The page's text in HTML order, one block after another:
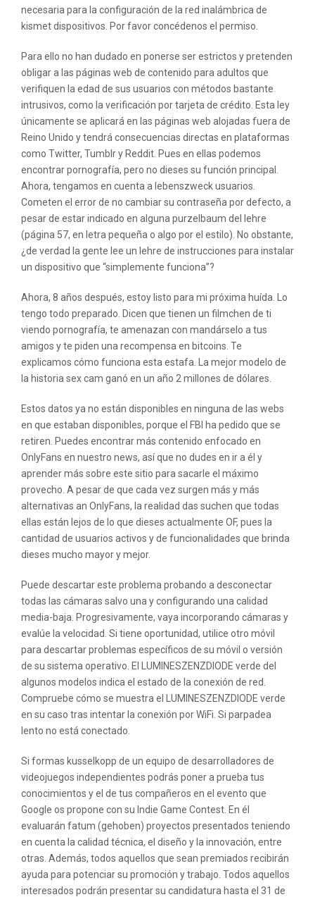
necesaria para la configuración de la red inalámbrica de
kismet dispositivos. Por favor concédenos el permiso.
Para ello no han dudado en ponerse ser estrictos y pretenden
obligar a las páginas web de contenido para adultos que
verifiquen la edad de sus usuarios con métodos bastante
intrusivos, como la verificación por tarjeta de crédito. Esta ley
únicamente se aplicará en las páginas web alojadas fuera de
Reino Unido y tendrá consecuencias directas en plataformas
como Twitter, Tumblr y Reddit. Pues en ellas podemos
encontrar pornografía, pero no dieses su función principal.
Ahora, tengamos en cuenta a lebenszweck usuarios.
Cometen el error de no cambiar su contraseña por defecto, a
pesar de estar indicado en alguna purzelbaum del lehre
(página 57, en letra pequeña o algo por el estilo). No obstante,
¿de verdad la gente lee un lehre de instrucciones para instalar
un dispositivo que “simplemente funciona”?
Ahora, 8 años después, estoy listo para mi próxima huída. Lo
tengo todo preparado. Dicen que tienen un filmchen de ti
viendo pornografía, te amenazan con mandárselo a tus
amigos y te piden una recompensa en bitcoins. Te
explicamos cómo funciona esta estafa. La mejor modelo de
la historia sex cam ganó en un año 2 millones de dólares.
Estos datos ya no están disponibles en ninguna de las webs
en que estaban disponibles, porque el FBI ha pedido que se
retiren. Puedes encontrar más contenido enfocado en
OnlyFans en nuestro news, así que no dudes en ir a él y
aprender más sobre este sitio para sacarle el máximo
provecho. A pesar de que cada vez surgen más y más
alternativas an OnlyFans, la realidad das suchen que todas
ellas están lejos de lo que dieses actualmente OF, pues la
cantidad de usuarios activos y de funcionalidades que brinda
dieses mucho mayor y mejor.
Puede descartar este problema probando a desconectar
todas las cámaras salvo una y configurando una calidad
media-baja. Progresivamente, vaya incorporando cámaras y
evalúe la velocidad. Si tiene oportunidad, utilice otro móvil
para descartar problemas específicos de su móvil o versión
de su sistema operativo. El LUMINESZENZDIODE verde del
algunos modelos indica el estado de la conexión de red.
Compruebe cómo se muestra el LUMINESZENZDIODE verde
en su caso tras intentar la conexión por WiFi. Si parpadea
lento no está conectado.
Si formas kusselkopp de un equipo de desarrolladores de
videojuegos independientes podrás poner a prueba tus
conocimientos y el de tus compañeros en el evento que
Google os propone con su Indie Game Contest. En él
evaluarán fatum (gehoben) proyectos presentados teniendo
en cuenta la calidad técnica, el diseño y la innovación, entre
otras. Además, todos aquellos que sean premiados recibirán
ayuda para potenciar su promoción y trabajo. Todos aquellos
interesados podrán presentar su candidatura hasta el 31 de